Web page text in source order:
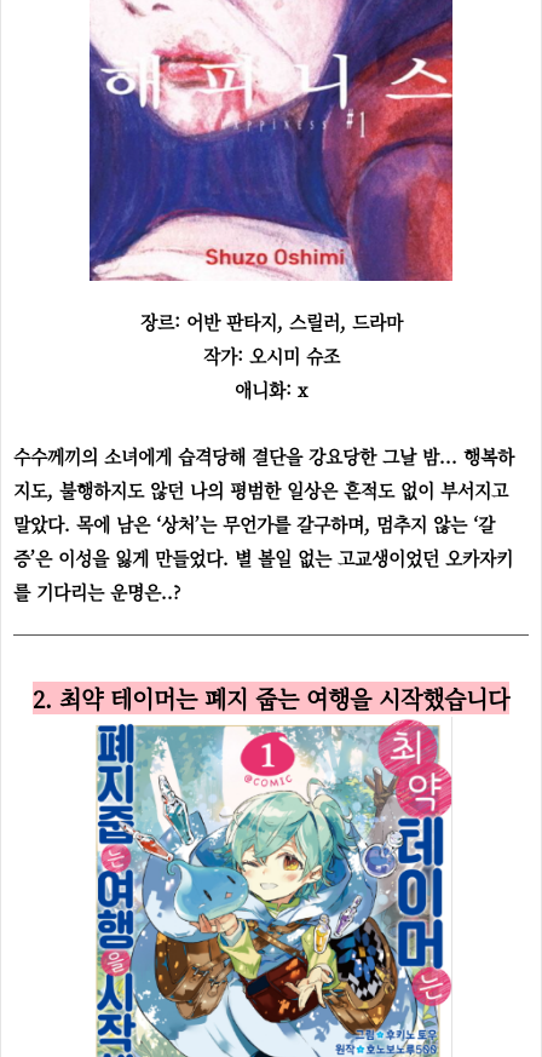
장르: 어반 판타지, 스릴러, 드라마
작가: 오시미 슈조
애니화: x
수수께끼의 소녀에게 습격당해 결단을 강요당한 그날 밤... 행복하
지도, 불행하지도 않던 나의 평범한 일상은 흔적도 없이 부서지고
말았다. 목에 남은 ‘상처’는 무언가를 갈구하며, 멈추지 않는 ‘갈
증’은 이성을 잃게 만들었다. 별 볼일 없는 고교생이었던 오카자키
를 기다리는 운명은..?
2. 최약 테이머는 폐지 줍는 여행을 시작했습니다